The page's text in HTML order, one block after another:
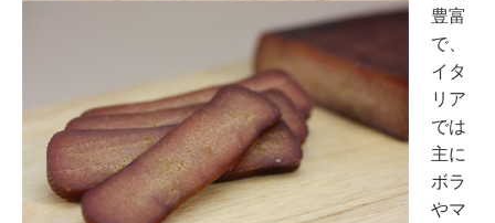
豊富
で、
イタ
リア
では
主に
ボラ
やマ